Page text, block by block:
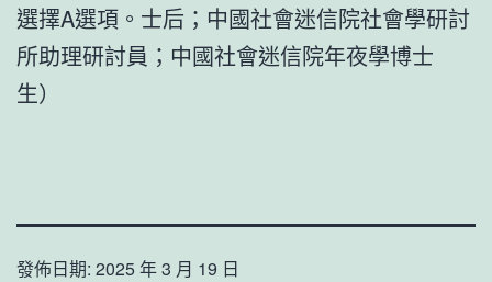
選擇A選項。士后；中國社會迷信院社會學研討
所助理研討員；中國社會迷信院年夜學博士
生）
發佈日期: 2025 年 3 月 19 日